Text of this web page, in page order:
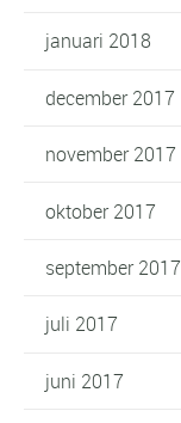
januari 2018
december 2017
november 2017
oktober 2017
september 2017
juli 2017
juni 2017